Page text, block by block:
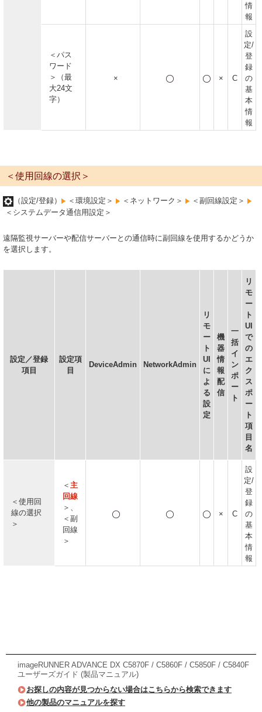
情
報
＜パス
ワード
＞（最
大24文
字）
× × C
設
定/
登
録
の
基
本
情
報
＜使用回線の選択＞
（設定/登録） ＜環境設定＞ ＜ネットワーク＞
＜副回線設定＞
＜システムデータ通信用設定＞
遠隔監視サーバーや配信サーバーとの通信時に副回線を使用するかどうか
を選択します。
設定／登録
項目
設定項
目
DeviceAdmin NetworkAdmin
リ
モ
ー
ト
UI
に
よ
る
設
定
機
器
情
報
配
信
一
括
イ
ン
ポ
ー
ト
リ
モ
ー
ト
UI
で
の
エ
ク
ス
ポ
ー
ト
項
目
名
＜使用回
線の選択
＞
＜ 主
回線
＞、
＜副
回線
＞
× C
設
定/
登
録
の
基
本
情
報
imageRUNNER ADVANCE DX C5870F / C5860F / C5850F / C5840F
ユーザーズガイド (製品マニュアル)
お探しの内容が見つからない場合はこちらから検索できます
他の製品のマニュアルを探す